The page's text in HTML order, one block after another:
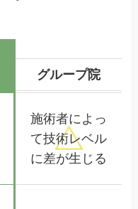
グループ院
施術者によっ
て技術レベル
に差が生じる